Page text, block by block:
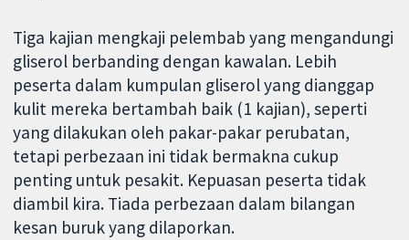
Tiga kajian mengkaji pelembab yang mengandungi
gliserol berbanding dengan kawalan. Lebih
peserta dalam kumpulan gliserol yang dianggap
kulit mereka bertambah baik (1 kajian), seperti
yang dilakukan oleh pakar-pakar perubatan,
tetapi perbezaan ini tidak bermakna cukup
penting untuk pesakit. Kepuasan peserta tidak
diambil kira. Tiada perbezaan dalam bilangan
kesan buruk yang dilaporkan.